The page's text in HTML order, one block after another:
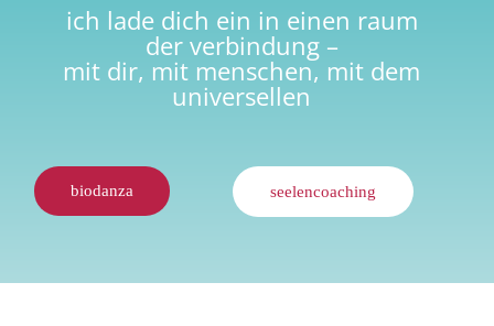
seelencoaching
ich lade dich ein in einen raum
der verbindung –
mit dir, mit menschen, mit dem
universellen
biodanza